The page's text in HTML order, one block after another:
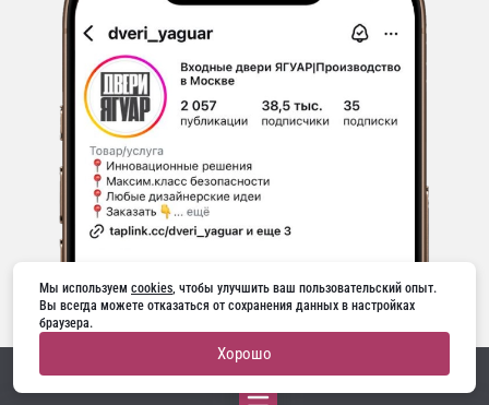
Мы используем cookies, чтобы улучшить ваш пользовательский опыт.
Вы всегда можете отказаться от сохранения данных в настройках
браузера.
Хорошо